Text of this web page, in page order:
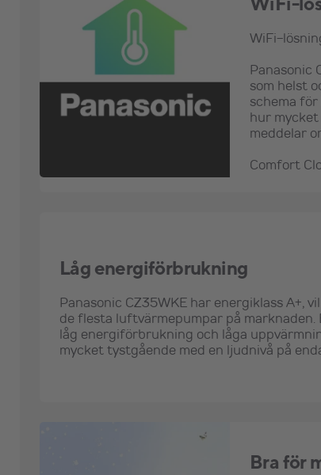
WiFi-
Panasonic
som helst
schema
hur
meddelar
Comfort
Låg energiförbrukning
Panasonic CZ35WKE har energiklass A+,
de flesta luftvärmepumpar på
låg energiförbrukning och låga
mycket tystgående med en ljudnivå på
Bra för